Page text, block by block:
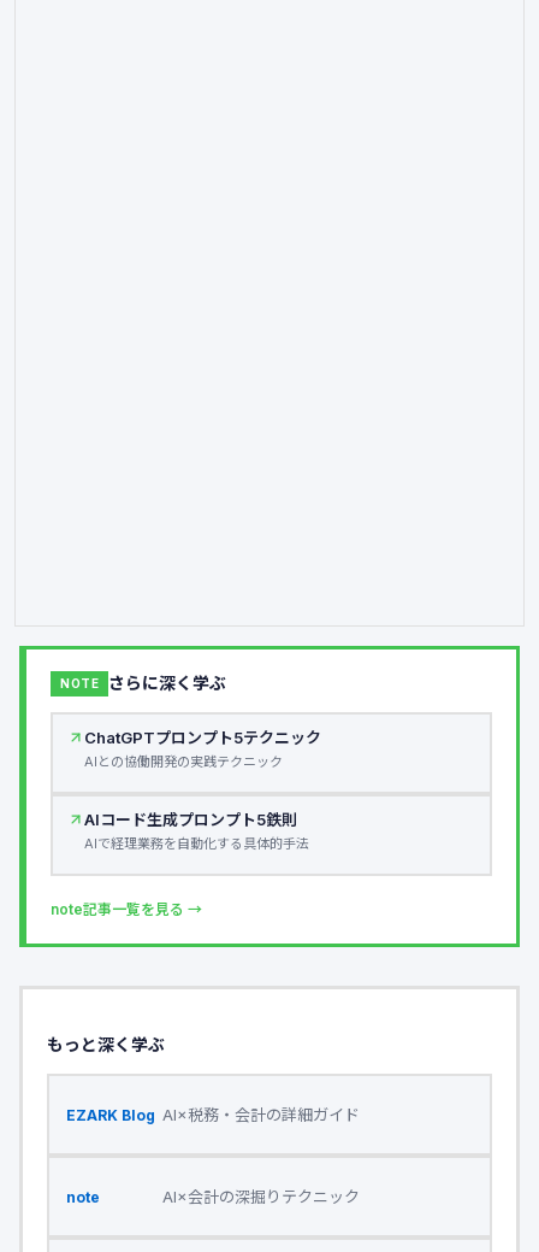
NOTE さらに深く学ぶ
ChatGPTプロンプト5テクニック
AIとの協働開発の実践テクニック
AIコード生成プロンプト5鉄則
AIで経理業務を自動化する具体的手法
note記事一覧を見る →
もっと深く学ぶ
EZARK Blog AI×税務・会計の詳細ガイド
note AI×会計の深掘りテクニック